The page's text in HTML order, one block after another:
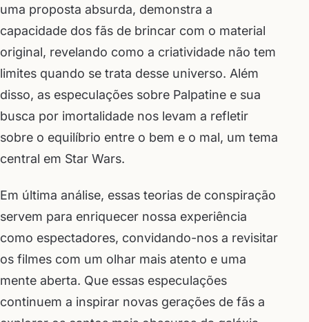
uma proposta absurda, demonstra a
capacidade dos fãs de brincar com o material
original, revelando como a criatividade não tem
limites quando se trata desse universo. Além
disso, as especulações sobre Palpatine e sua
busca por imortalidade nos levam a refletir
sobre o equilíbrio entre o bem e o mal, um tema
central em Star Wars.
Em última análise, essas teorias de conspiração
servem para enriquecer nossa experiência
como espectadores, convidando-nos a revisitar
os filmes com um olhar mais atento e uma
mente aberta. Que essas especulações
continuem a inspirar novas gerações de fãs a